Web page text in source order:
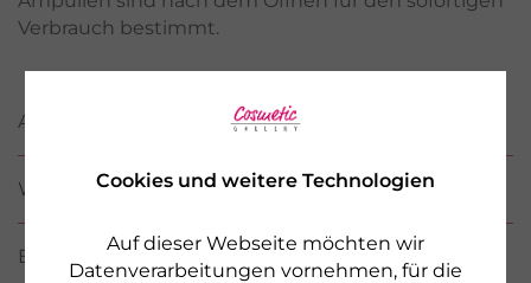
Cookies und weitere Technologien
Auf dieser Webseite möchten wir
Datenverarbeitungen vornehmen, für die
Verbrauch bestimmt.
ANWENDUNG
WIRKSTOFFE / INCI
BEWERTUNGEN(1)